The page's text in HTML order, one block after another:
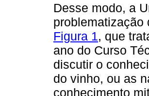
Desse modo, a
problematização
Figura 1, que
ano do Curso
discutir o
do vinho, ou as
conhecimento